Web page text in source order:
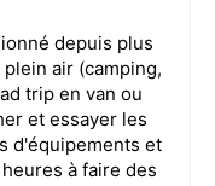
depuis plus
air (camping,
trip en van ou
et essayer les
d'équipements et
à faire des